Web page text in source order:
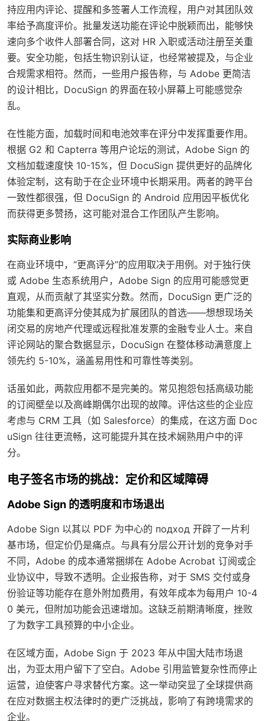
持应用内评论、提醒和多签署人工作流程，用户对其团队效
率给予高度评价。批量发送功能在评论中脱颖而出，能够快
速向多个收件人部署合同，这对 HR 入职或活动注册至关重
要。安全功能，包括生物识别认证，也经常被提及，与企业
合规需求相符。然而，一些用户报告称，与 Adobe 更简洁
的设计相比，DocuSign 的界面在较小屏幕上可能感觉杂
乱。
在性能方面，加载时间和电池效率在评分中发挥重要作用。
根据 G2 和 Capterra 等用户论坛的测试，Adobe Sign 的
文档加载速度快 10-15%，但 DocuSign 提供更好的品牌化
体验定制，这有助于在企业环境中长期采用。两者的跨平台
一致性都很强，但 DocuSign 的 Android 应用因平板优化
而获得更多赞扬，这可能对混合工作团队产生影响。
实际商业影响
在商业环境中，“更高评分”的应用取决于用例。对于独行侠
或 Adobe 生态系统用户，Adobe Sign 的应用可能感觉更
直观，从而贡献了其坚实分数。然而，DocuSign 更广泛的
功能集和更高评分使其成为扩展团队的首选——想想现场关
闭交易的房地产代理或远程批准发票的金融专业人士。来自
评论网站的聚合数据显示，DocuSign 在整体移动满意度上
领先约 5-10%，涵盖易用性和可靠性等类别。
话虽如此，两款应用都不是完美的。常见抱怨包括高级功能
的订阅壁垒以及高峰期偶尔出现的故障。评估这些的企业应
考虑与 CRM 工具（如 Salesforce）的集成，在这方面 Doc
uSign 往往更流畅，这可能提升其在技术娴熟用户中的评
分。
电子签名市场的挑战：定价和区域障碍
Adobe Sign 的透明度和市场退出
Adobe Sign 以其以 PDF 为中心的 подход 开辟了一片利
基市场，但定价仍是痛点。与具有分层公开计划的竞争对手
不同，Adobe 的成本通常捆绑在 Adobe Acrobat 订阅或企
业协议中，导致不透明。企业报告称，对于 SMS 交付或身
份验证等功能存在意外附加费用，有效年成本为每用户 10-4
0 美元，但附加功能会迅速增加。这缺乏前期清晰度，挫败
了为数字工具预算的中小企业。
在区域方面，Adobe Sign 于 2023 年从中国大陆市场退
出，为亚太用户留下了空白。Adobe 引用监管复杂性而停止
运营，迫使客户寻求替代方案。这一举动突显了全球提供商
在应对数据主权法律时的更广泛挑战，影响了有跨境需求的
企业。